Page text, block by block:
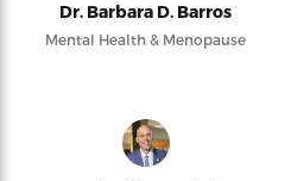
Dr. Barbara D. Barros
Mental Health & Menopause